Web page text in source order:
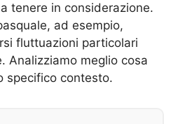
tenere in considerazione.
ad esempio,
fluttuazioni particolari
Analizziamo meglio cosa
specifico contesto.